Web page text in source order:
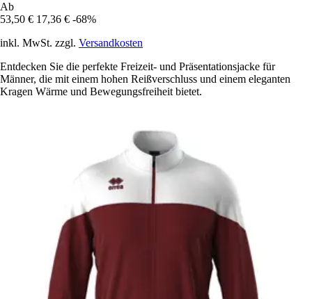
Ab
53,50 € 17,36 € -68%
inkl. MwSt. zzgl. Versandkosten
Entdecken Sie die perfekte Freizeit- und Präsentationsjacke für
Männer, die mit einem hohen Reißverschluss und einem eleganten
Kragen Wärme und Bewegungsfreiheit bietet.